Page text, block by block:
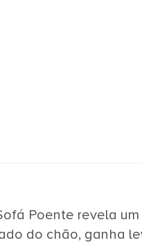
Poente revela
do chão, ganha